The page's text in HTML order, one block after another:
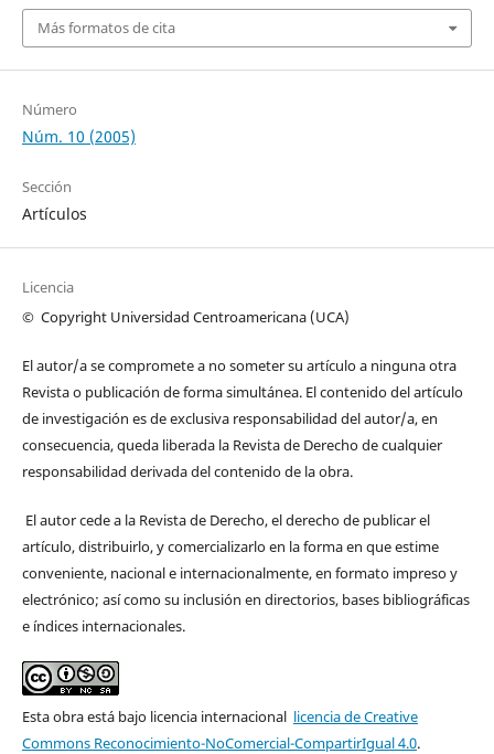
Más formatos de cita
Número
Núm. 10 (2005)
Sección
Artículos
Licencia
© Copyright Universidad Centroamericana (UCA)
El autor/a se compromete a no someter su artículo a ninguna otra
Revista o publicación de forma simultánea. El contenido del artículo
de investigación es de exclusiva responsabilidad del autor/a, en
consecuencia, queda liberada la Revista de Derecho de cualquier
responsabilidad derivada del contenido de la obra.
El autor cede a la Revista de Derecho, el derecho de publicar el
artículo, distribuirlo, y comercializarlo en la forma en que estime
conveniente, nacional e internacionalmente, en formato impreso y
electrónico; así como su inclusión en directorios, bases bibliográficas
e índices internacionales.
Esta obra está bajo licencia internacional licencia de Creative
Commons Reconocimiento-NoComercial-CompartirIgual 4.0.